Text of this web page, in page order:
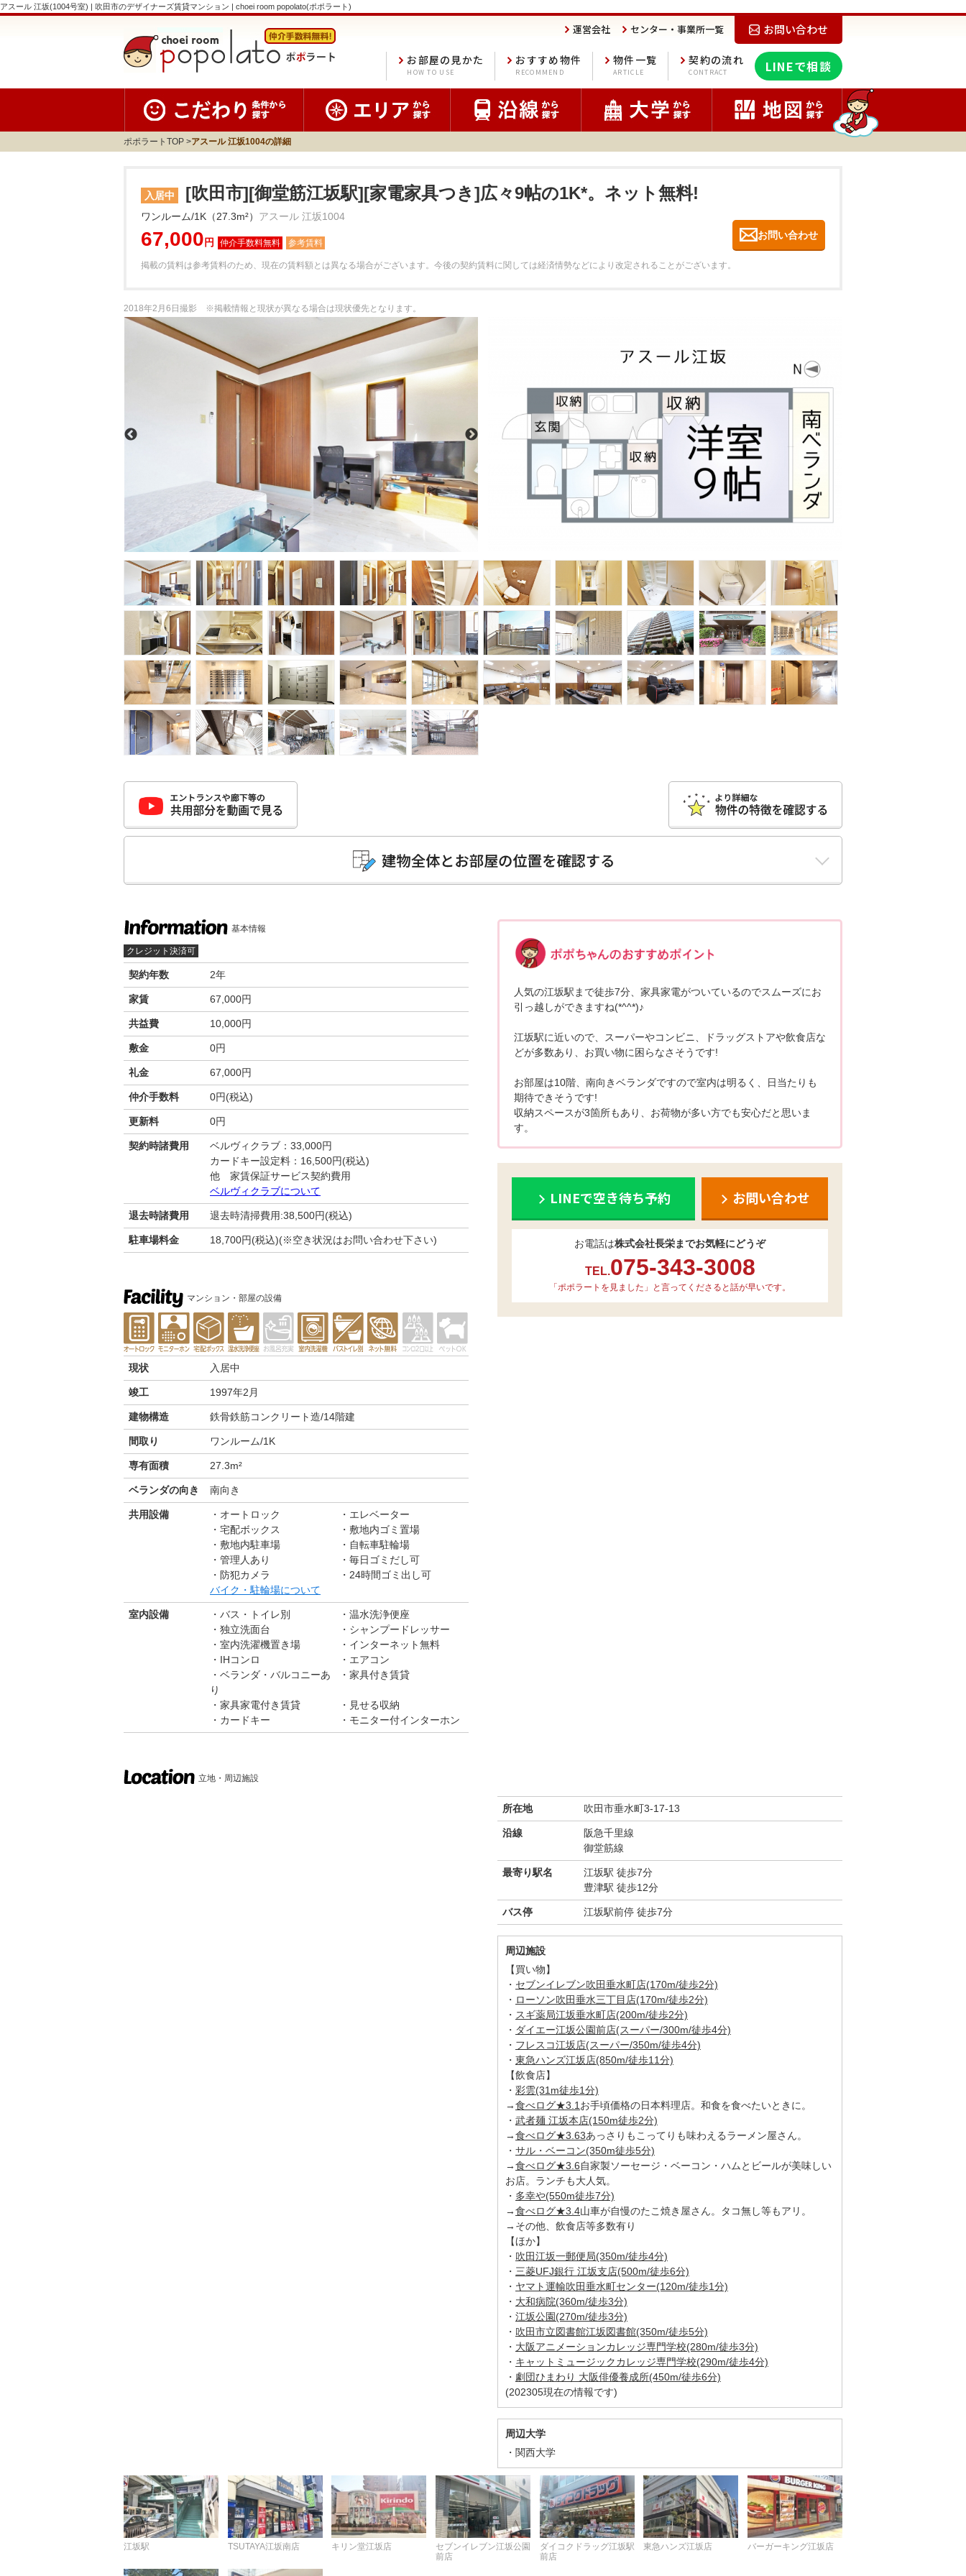
アスール 江坂(1004号室) | 吹田市のデザイナーズ賃貸マンション | choei room popolato(ポポラート)
お問い合わせ
センター・事業所一覧
運営会社
LINEで相談
契約の流れ
CONTRACT
物件一覧
ARTICLE
おすすめ物件
RECOMMEND
お部屋の見かた
HOW TO USE
ポポラートTOP アスール 江坂1004の詳細
入居中 [吹田市][御堂筋江坂駅][家電家具つき]広々9帖の1K*。ネット無料!
ワンルーム/1K（27.3m²） アスール 江坂1004
67,000 円 参考賃料
お問い合わせ
掲載の賃料は参考賃料のため、現在の賃料額とは異なる場合がございます。 今後の契約賃料に関しては経済情勢などにより改定されることがございます。
2018年2月6日撮影 ※掲載情報と現状が異なる場合は現状優先となります。
基本情報
クレジット決済可
契約年数 2年
家賃 67,000円
共益費 10,000円
敷金 0円
礼金 67,000円
仲介手数料 0円(税込)
更新料 0円
契約時諸費用
ベルヴィクラブ：33,000円
カードキー設定料：16,500円(税込)
他 家賃保証サービス契約費用
ベルヴィクラブについて
退去時諸費用 退去時清掃費用:38,500円(税込)
駐車場料金 18,700円(税込)(※空き状況はお問い合わせ下さい)
マンション・部屋の設備
現状 入居中
竣工 1997年2月
建物構造 鉄骨鉄筋コンクリート造/14階建
間取り ワンルーム/1K
専有面積 27.3m²
ベランダの向き 南向き
共用設備 オートロック
エレベーター
宅配ボックス
敷地内ゴミ置場
敷地内駐車場
自転車駐輪場
管理人あり
毎日ゴミだし可
防犯カメラ
・24時間ゴミ出し可
バイク・駐輪場について
室内設備 バス・トイレ別
温水洗浄便座
独立洗面台
シャンプードレッサー
室内洗濯機置き場
インターネット無料
IHコンロ
エアコン
ベランダ・バルコニーあ
り
家具付き賃貸
家具家電付き賃貸
見せる収納
カードキー
モニター付インターホン
人気の江坂駅まで徒歩7分、家具家電がついているのでスムーズにお
引っ越しができますね(*^^*)♪
江坂駅に近いので、スーパーやコンビニ、ドラッグストアや飲食店な
どが多数あり、お買い物に困らなさそうです!
お部屋は10階、南向きベランダですので室内は明るく、日当たりも
期待できそうです!
収納スペースが3箇所もあり、お荷物が多い方でも安心だと思いま
す。
LINEで空き待ち予約 お問い合わせ
お電話は株式会社長栄までお気軽にどうぞ
TEL.075-343-3008
「ポポラートを見ました」と言ってくださると話が早いです。
立地・周辺施設
所在地 吹田市垂水町3-17-13
沿線
阪急千里線
御堂筋線
最寄り駅名
江坂駅 徒歩7分
豊津駅 徒歩12分
バス停 江坂駅前停 徒歩7分
周辺施設
【買い物】
・ セブンイレブン吹田垂水町店(170m/徒歩2分)
・ ローソン吹田垂水三丁目店(170m/徒歩2分)
・ スギ薬局江坂垂水町店(200m/徒歩2分)
・ ダイエー江坂公園前店(スーパー/300m/徒歩4分)
・ フレスコ江坂店(スーパー/350m/徒歩4分)
・ 東急ハンズ江坂店(850m/徒歩11分)
【飲食店】
・ 彩雲(31m徒歩1分)
→食べログ★3.1 お手頃価格の日本料理店。和食を食べたいときに。
・ 武者麺 江坂本店(150m徒歩2分)
→食べログ★3.63あっさりもこってりも味わえるラーメン屋さん。
・ サル・ベーコン(350m徒歩5分)
→食べログ★3.6自家製ソーセージ・ベーコン・ハムとビールが美味しい
お店。ランチも大人気。
・ 多幸や(550m徒歩7分)
→食べログ★3.4山車が自慢のたこ焼き屋さん。タコ無し等もアリ。
→その他、飲食店等多数有り
【ほか】
・ 吹田江坂一郵便局(350m/徒歩4分)
・ 三菱UFJ銀行 江坂支店(500m/徒歩6分)
・ ヤマト運輸吹田垂水町センター(120m/徒歩1分)
・ 大和病院(360m/徒歩3分)
・ 江坂公園(270m/徒歩3分)
・ 吹田市立図書館江坂図書館(350m/徒歩5分)
・ 大阪アニメーションカレッジ専門学校(280m/徒歩3分)
・ キャットミュージックカレッジ専門学校(290m/徒歩4分)
・ 劇団ひまわり 大阪俳優養成所(450m/徒歩6分)
(202305現在の情報です)
周辺大学
関西大学
江坂駅 TSUTAYA江坂南店 キリン堂江坂店
セブンイレブン江坂公園
前店
ダイコクドラッグ江坂駅
前店
東急ハンズ江坂店 バーガーキング江坂店